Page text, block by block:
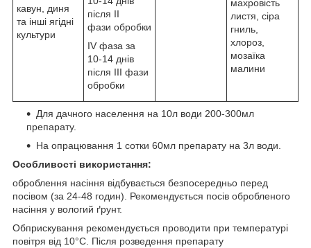
кавун, диня
та інші ягідні
культури
після ІI
фази обробки
ІV фаза за
10-14 днів
після ІІI фази
обробки
махровість
листя, сіра
гниль,
хлороз,
мозаїка
малини
Для дачного населення на 10л води 200-300мл
препарату.
На опрацювання 1 сотки 60мл препарату на 3л води.
Особливості використання:
оброблення насіння відбувається безпосередньо перед
посівом (за 24-48 годин). Рекомендується посів обробленого
насіння у вологий ґрунт.
Обприскування рекомендується проводити при температурі
повітря від 10°С. Після розведення препарату